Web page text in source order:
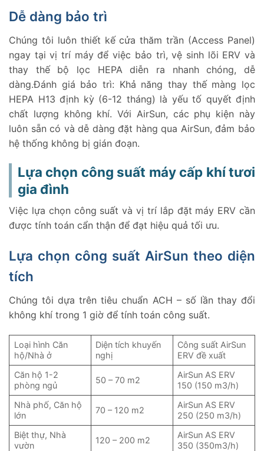
Dễ dàng bảo trì
Chúng tôi luôn thiết kế cửa thăm trần (Access Panel)
ngay tại vị trí máy để việc bảo trì, vệ sinh lõi ERV và
thay thế bộ lọc HEPA diễn ra nhanh chóng, dễ
dàng.Đánh giá bảo trì: Khả năng thay thế màng lọc
HEPA H13 định kỳ (6-12 tháng) là yếu tố quyết định
chất lượng không khí. Với AirSun, các phụ kiện này
luôn sẵn có và dễ dàng đặt hàng qua AirSun, đảm bảo
hệ thống không bị gián đoạn.
Lựa chọn công suất máy cấp khí tươi
gia đình
Việc lựa chọn công suất và vị trí lắp đặt máy ERV cần
được tính toán cẩn thận để đạt hiệu quả tối ưu.
Lựa chọn công suất AirSun theo diện
tích
Chúng tôi dựa trên tiêu chuẩn ACH – số lần thay đổi
không khí trong 1 giờ để tính toán công suất.
Loại hình Căn
hộ/Nhà ở
Diện tích khuyến
nghị
Công suất AirSun
ERV đề xuất
Căn hộ 1-2
phòng ngủ
50 – 70 m2
AirSun AS ERV
150 (150 m3/h)
Nhà phố, Căn hộ
lớn
70 – 120 m2
AirSun AS ERV
250 (250 m3/h)
Biệt thự, Nhà
vườn
120 – 200 m2
AirSun AS ERV
350 (350m3/h)